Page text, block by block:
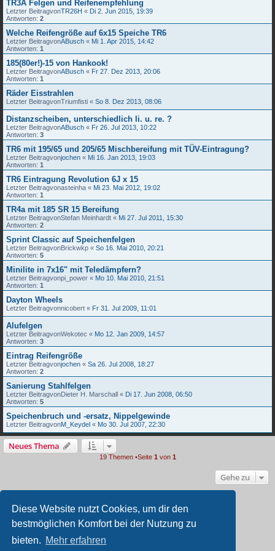
Diese Website nutzt Cookies, um dir den
bestmöglichen Komfort bei der Nutzung zu
bieten. Mehr erfahren
TR3A Felgen und Reifenempfehlung
Letzter BeitragvonTR26H « Di 2. Jun 2015, 19:39
Antworten: 2
Welche Reifengröße auf 6x15 Speiche TR6
Letzter BeitragvonABusch « Mi 1. Apr 2015, 14:42
Antworten: 1
185(80er!)-15 von Hankook!
Letzter BeitragvonABusch « Fr 27. Dez 2013, 20:06
Antworten: 1
Räder Eisstrahlen
Letzter BeitragvonTriumfisti « So 8. Dez 2013, 08:06
Distanzscheiben, unterschiedlich li. u. re. ?
Letzter BeitragvonABusch « Fr 26. Jul 2013, 10:22
Antworten: 3
TR6 mit 195/65 und 205/65 Mischbereifung mit TÜV-Eintragung?
Letzter Beitragvonjochen « Mi 16. Jan 2013, 19:03
Antworten: 1
TR6 Eintragung Revolution 6J x 15
Letzter Beitragvonasteinha « Mi 23. Mai 2012, 19:02
Antworten: 1
TR4a mit 185 SR 15 Bereifung
Letzter BeitragvonStefan Meinhardt « Mi 27. Jul 2011, 15:30
Antworten: 2
Sprint Classic auf Speichenfelgen
Letzter BeitragvonBrickwkp « So 16. Mai 2010, 20:21
Antworten: 5
Minilite in 7x16" mit Teledämpfern?
Letzter Beitragvonpi_power « Mo 10. Mai 2010, 21:51
Antworten: 1
Dayton Wheels
Letzter Beitragvonnicobert « Fr 31. Jul 2009, 11:01
Alufelgen
Letzter BeitragvonWekotec « Mo 12. Jan 2009, 14:57
Antworten: 3
Eintrag Reifengröße
Letzter Beitragvonjochen « Sa 26. Jul 2008, 18:27
Antworten: 2
Sanierung Stahlfelgen
Letzter BeitragvonDieter H. Marschall « Di 17. Jun 2008, 06:50
Antworten: 5
Speichenbruch und -ersatz, Nippelgewinde
Letzter BeitragvonM_Keydel « Mo 30. Jul 2007, 22:30
Neues Thema
19 Themen •Seite 1 von 1
Gehe zu
BERECHTIGUNGEN IN DIESEM FORUM
neuen Themen in diesem Forum erstellen.
Du darfstkeine Antworten zu Themen in diesem Forum erstellen.
Du darfst deine Beiträge in diesem Forum